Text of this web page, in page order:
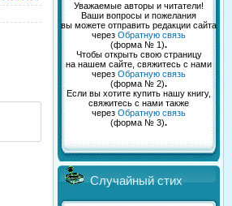
Уважаемые авторы и читатели!
Ваши вопросы и пожелания
вы можете отправить редакции сайта
через Обратную связь
(форма № 1).
Чтобы открыть свою страницу
на нашем сайте, свяжитесь с нами
через Обратную связь
(форма № 2).
Если вы хотите купить нашу книгу,
свяжитесь с нами также
через Обратную связь
(форма № 3).
Случайный стих